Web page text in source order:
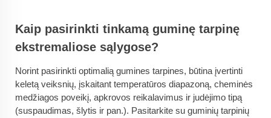
Kaip pasirinkti tinkamą guminę tarpinę
ekstremaliose sąlygose?
Norint pasirinkti optimalią gumines tarpines, būtina įvertinti
keletą veiksnių, įskaitant temperatūros diapazoną, cheminės
medžiagos poveikį, apkrovos reikalavimus ir judėjimo tipą
(suspaudimas, šlytis ir pan.). Pasitarkite su guminių tarpinių